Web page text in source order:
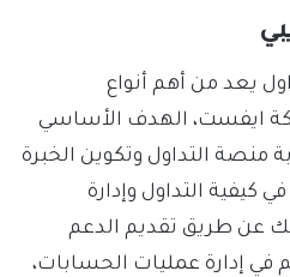
يعد من أهم أنواع
ايفست، الهدف الأساسي
منصة التداول وتكوين الخبرة
كيفية التداول وإدارة
عن طريق تقديم الدعم
في إدارة عمليات الحسابات،